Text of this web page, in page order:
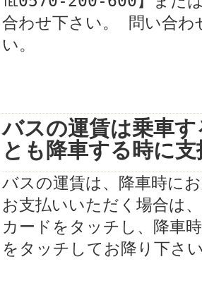
合わせ下さい。 問い合わ
い。
バスの運賃は乗車
とも降車する時に
バスの運賃は、降車時に
お支払いいただく場合は
カードをタッチし、降車
をタッチしてお降り下さ